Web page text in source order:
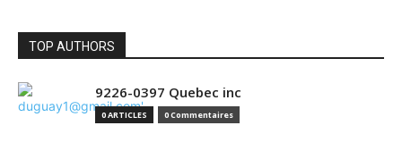
TOP AUTHORS
9226-0397 Quebec inc
0 ARTICLES 0 Commentaires